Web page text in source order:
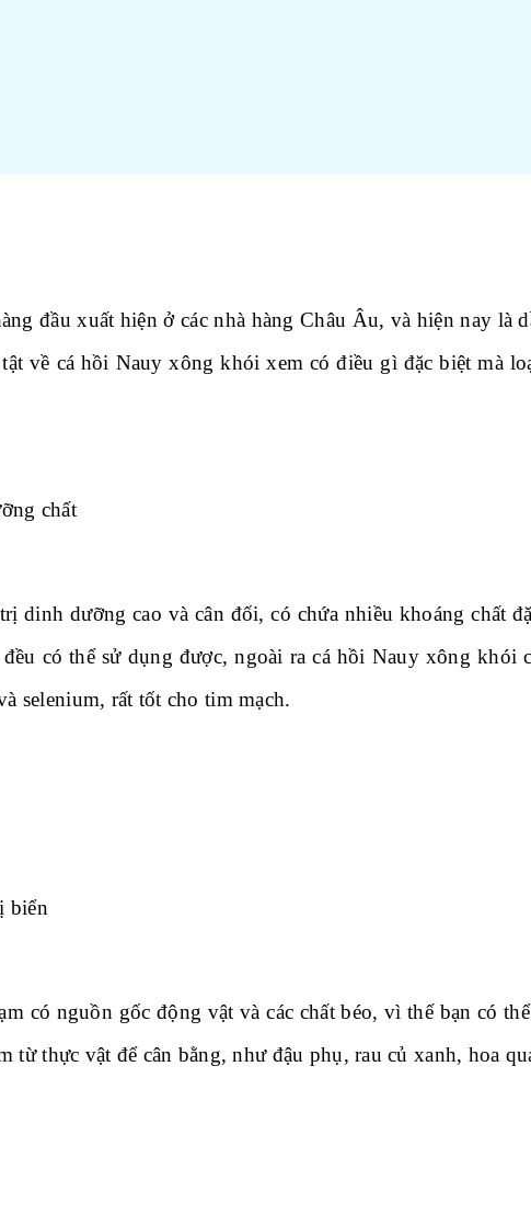
đầu xuất hiện ở các nhà hàng Châu Âu, và hiện nay là
về cá hồi Nauy xông khói xem có điều gì đặc biệt mà
chất
dinh dưỡng cao và cân đối, có chứa nhiều khoáng chất
có thể sử dụng được, ngoài ra cá hồi Nauy xông khói
selenium, rất tốt cho tim mạch.
biển
có nguồn gốc động vật và các chất béo, vì thế bạn có
từ thực vật để cân bằng, như đậu phụ, rau củ xanh, hoa